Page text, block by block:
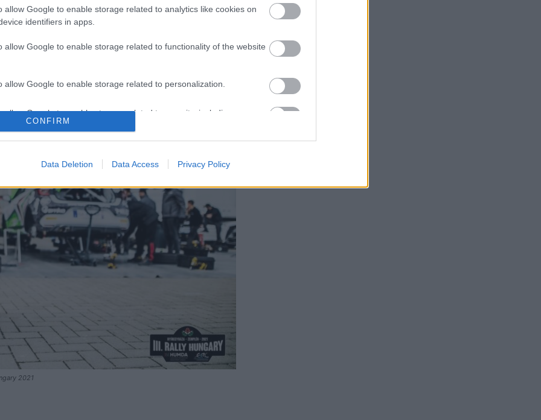
allow Google to enable storage related to analytics like cookies on
identifiers in apps.
allow Google to enable storage related to functionality of the website
allow Google to enable storage related to personalization.
allow Google to enable storage related to security, including
functionality and fraud prevention, and other user protection.
CONFIRM
Data Deletion Data Access Privacy Policy
indulnak. A tavalyi bajnokság második (Paulo
is ott lesz az indulók közt, így Patrikéknak
az elsődleges cél számukra most a
indul apa és fia, Herczig Patrik mellett Herczig
2021